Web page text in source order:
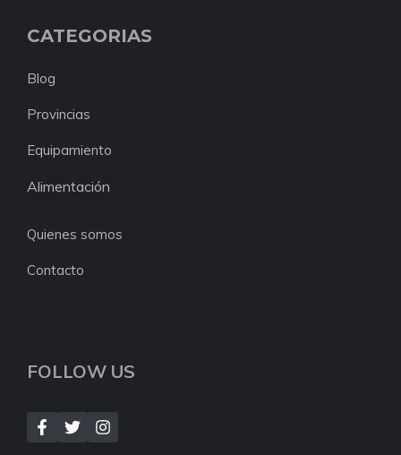
CATEGORIAS
Blog
Provincias
Equipamiento
Alimentación
Quienes somos
Contacto
FOLLOW US